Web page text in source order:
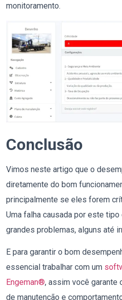
monitoramento.
Conclusão
Vimos neste artigo que o
diretamente do bom
principalmente se eles forem
Uma falha causada por este
grandes problemas, alguns até
E para garantir o bom
essencial trabalhar com um
Engeman®, assim você garante
de manutenção e